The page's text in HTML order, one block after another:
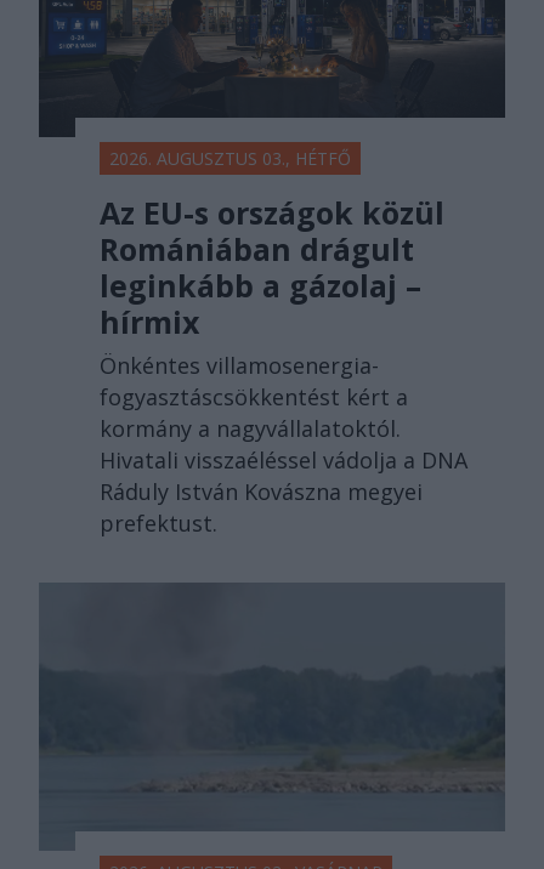
2026. AUGUSZTUS 03., HÉTFŐ
Az EU-s országok közül
Romániában drágult
leginkább a gázolaj –
hírmix
Önkéntes villamosenergia-
fogyasztáscsökkentést kért a
kormány a nagyvállalatoktól.
Hivatali visszaéléssel vádolja a DNA
Ráduly István Kovászna megyei
prefektust.